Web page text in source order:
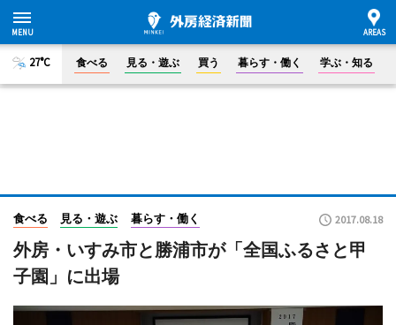
27°C 食べる 見る・遊ぶ 買う 暮らす・働く 学ぶ・知る
食べる 見る・遊ぶ 暮らす・働く 2017.08.18
外房・いすみ市と勝浦市が「全国ふるさと甲
子園」に出場